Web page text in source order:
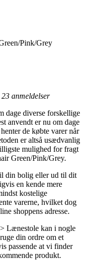
Pink/Grey
23 anmeldelser
dage diverse forskellige
anvendt er nu om dage
de købte varer når
er altså usædvanlig
mulighed for fragt
Green/Pink/Grey.
din bolig eller ud til dit
en kende mere
kostelige
varerne, hvilket dog
shoppens adresse.
Lænestole kan i nogle
din ordre om et
passende at vi finder
produkt.